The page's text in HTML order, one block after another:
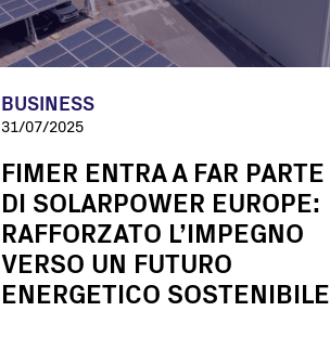
BUSINESS
31/07/2025
FIMER ENTRA A FAR PARTE
DI SOLARPOWER EUROPE:
RAFFORZATO L’IMPEGNO
VERSO UN FUTURO
ENERGETICO SOSTENIBILE